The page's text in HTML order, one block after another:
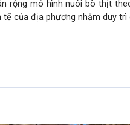
rộng mô hình nuôi bò thịt
của địa phương nhằm duy